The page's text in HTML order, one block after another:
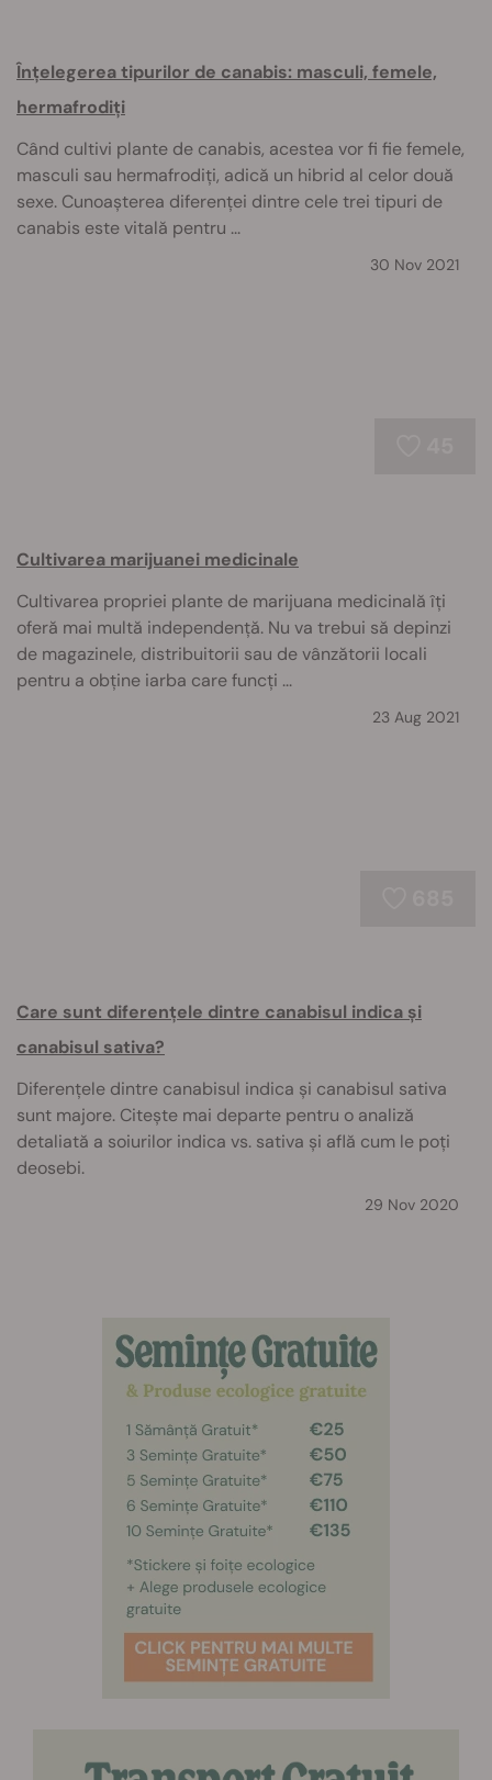
Înțelegerea tipurilor de canabis: masculi, femele,
hermafrodiți
Când cultivi plante de canabis, acestea vor fi fie femele,
masculi sau hermafrodiți, adică un hibrid al celor două
sexe. Cunoașterea diferenței dintre cele trei tipuri de
canabis este vitală pentru ...
30 Nov 2021
Cultivarea marijuanei medicinale
Cultivarea propriei plante de marijuana medicinală îți
oferă mai multă independență. Nu va trebui să depinzi
de magazinele, distribuitorii sau de vânzătorii locali
pentru a obține iarba care funcți ...
23 Aug 2021
Care sunt diferențele dintre canabisul indica și
canabisul sativa?
Diferențele dintre canabisul indica și canabisul sativa
sunt majore. Citește mai departe pentru o analiză
detaliată a soiurilor indica vs. sativa și află cum le poți
deosebi.
29 Nov 2020